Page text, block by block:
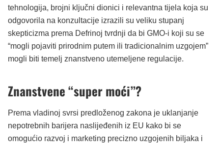
tehnologija, brojni ključni dionici i relevantna tijela koja su
odgovorila na konzultacije izrazili su veliku stupanj
skepticizma prema Defrinoj tvrdnji da bi GMO-i koji su se
“mogli pojaviti prirodnim putem ili tradicionalnim uzgojem”
mogli biti temelj znanstveno utemeljene regulacije.
Znanstvene “super moći”?
Prema vladinoj svrsi predloženog zakona je uklanjanje
nepotrebnih barijera naslijeđenih iz EU kako bi se
omogućio razvoj i marketing precizno uzgojenih biljaka i